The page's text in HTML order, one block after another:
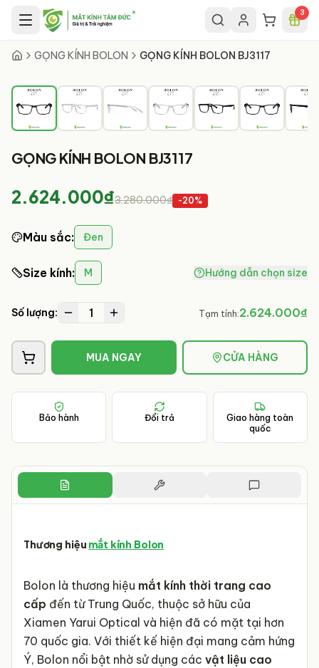
Chuyển đến nội dung chính 3
GỌNG KÍNH BOLON GỌNG KÍNH BOLON BJ3117
GỌNG KÍNH BOLON BJ3117
2.624.000₫3.280.000₫ -20%
Màu sắc: Đen
Size kính: M Hướng dẫn chọn size
Số lượng: 1 Tạm tính:2.624.000₫
MUA NGAY CỬA HÀNG
Bảo hành Đổi trả
Giao hàng toàn
quốc
Thương hiệu mắt kính Bolon
Bolon là thương hiệu mắt kính thời trang cao
cấp đến từ Trung Quốc, thuộc sở hữu của
Xiamen Yarui Optical và hiện đã có mặt tại hơn
70 quốc gia. Với thiết kế hiện đại mang cảm hứng
Ý, Bolon nổi bật nhờ sử dụng các vật liệu cao